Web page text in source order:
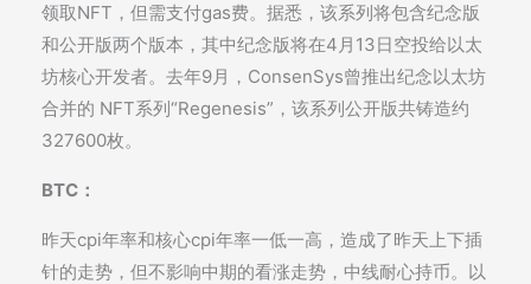
领取NFT，但需支付gas费。据悉，该系列将包含纪念版
和公开版两个版本，其中纪念版将在4月13日空投给以太
坊核心开发者。去年9月，ConsenSys曾推出纪念以太坊
合并的 NFT系列“Regenesis”，该系列公开版共铸造约
327600枚。
BTC：
昨天cpi年率和核心cpi年率一低一高，造成了昨天上下插
针的走势，但不影响中期的看涨走势，中线耐心持币。以